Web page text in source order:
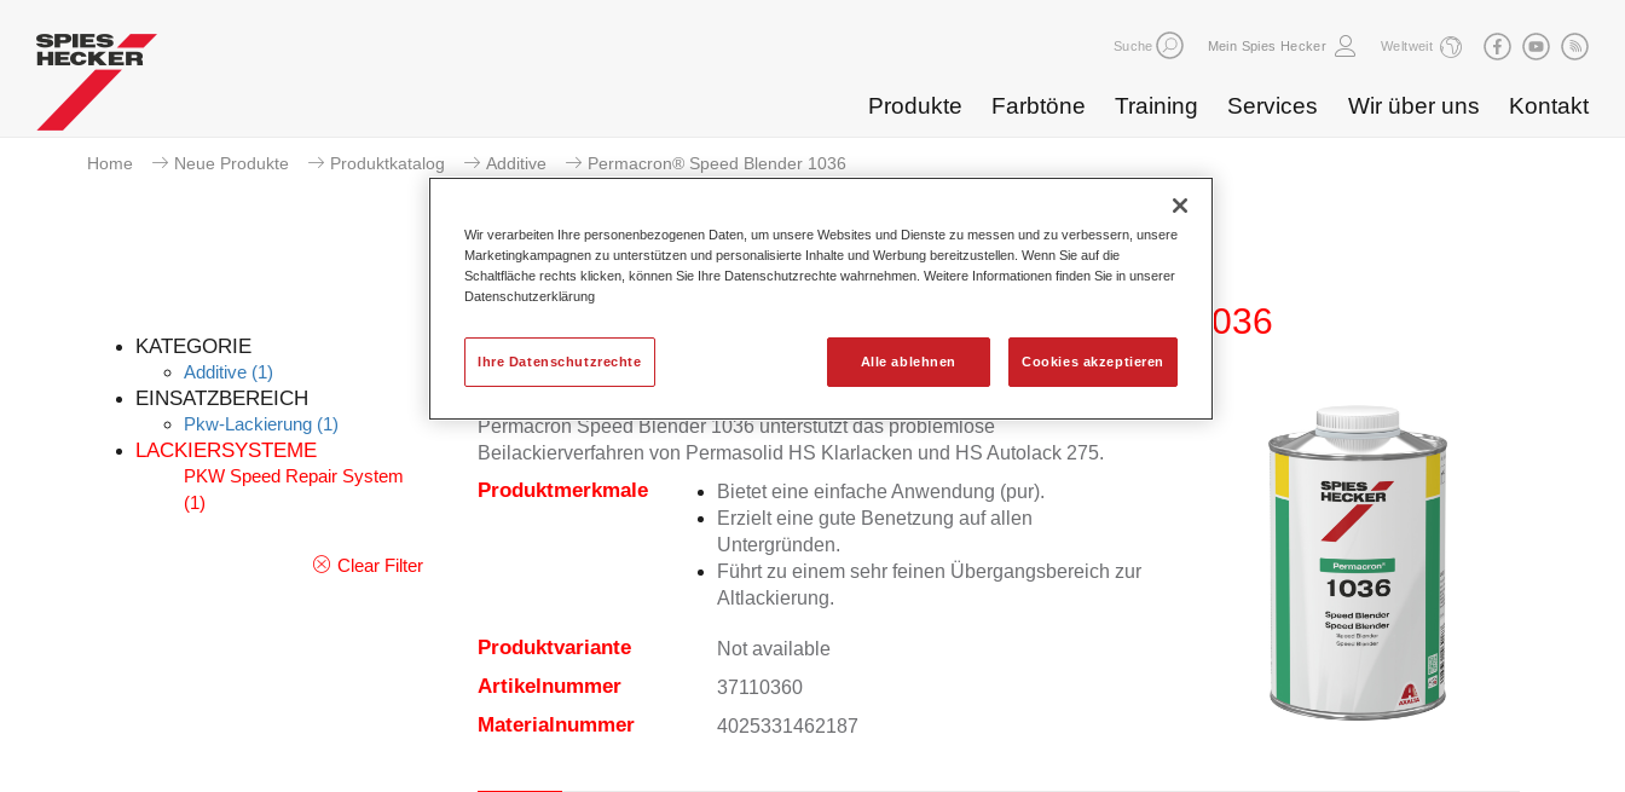
Suche Mein Spies Hecker Weltweit
Produkte Farbtöne Training Services Wir über uns Kontakt
Home Neue Produkte Produktkatalog Additive Permacron® Speed Blender 1036
KATEGORIE
Additive (1)
EINSATZBEREICH
Pkw-Lackierung (1)
LACKIERSYSTEME
PKW Speed Repair System
(1)
Clear Filter
Permacron® Speed Blender 1036
Permacron Speed Blender 1036 unterstützt das problemlose
Beilackierverfahren von Permasolid HS Klarlacken und HS Autolack 275.
Produktmerkmale
Bietet eine einfache Anwendung (pur).
Erzielt eine gute Benetzung auf allen
Untergründen.
Führt zu einem sehr feinen Übergangsbereich zur
Altlackierung.
Produktvariante Not available
Artikelnummer 37110360
Materialnummer 4025331462187
Wir verarbeiten Ihre personenbezogenen Daten, um unsere Websites und Dienste zu messen und zu verbessern, unsere
Marketingkampagnen zu unterstützen und personalisierte Inhalte und Werbung bereitzustellen. Wenn Sie auf die
Schaltfläche rechts klicken, können Sie Ihre Datenschutzrechte wahrnehmen. Weitere Informationen finden Sie in unserer
Datenschutzerklärung
Alle ablehnen Cookies akzeptieren
Ihre Datenschutzrechte